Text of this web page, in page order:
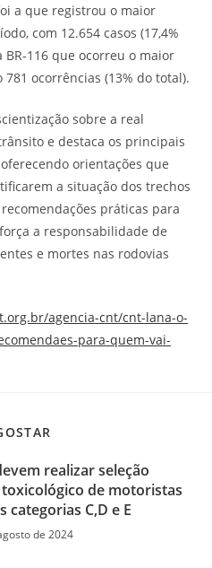
a que registrou o maior
com 12.654 casos (17,4%
116 que ocorreu o maior
ocorrências (13% do total).
sobre a real
e destaca os principais
orientações que
a situação dos trechos
práticas para
a responsabilidade de
e mortes nas rodovias
agencia-cnt/cnt-lana-o-
para-quem-vai-
realizar seleção
de motoristas
categorias C,D e E
de 2024